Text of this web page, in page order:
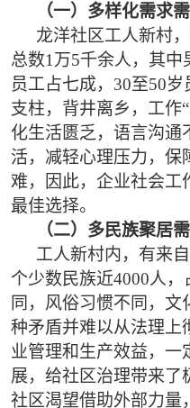
（一）多样化需求
龙洋社区工人新村
总数1万5千余人，其
员工占七成，30至50
支柱，背井离乡，工作
化生活匮乏，语言沟通
活，减轻心理压力，保
难，因此，企业社会工
最佳选择。
（二）多民族聚居
工人新村内，有来
个少数民族近4000人
同，风俗习惯不同，
种矛盾并难以从法理上
业管理和生产效益，一
展，给社区治理带来了
社区渴望借助外部力量